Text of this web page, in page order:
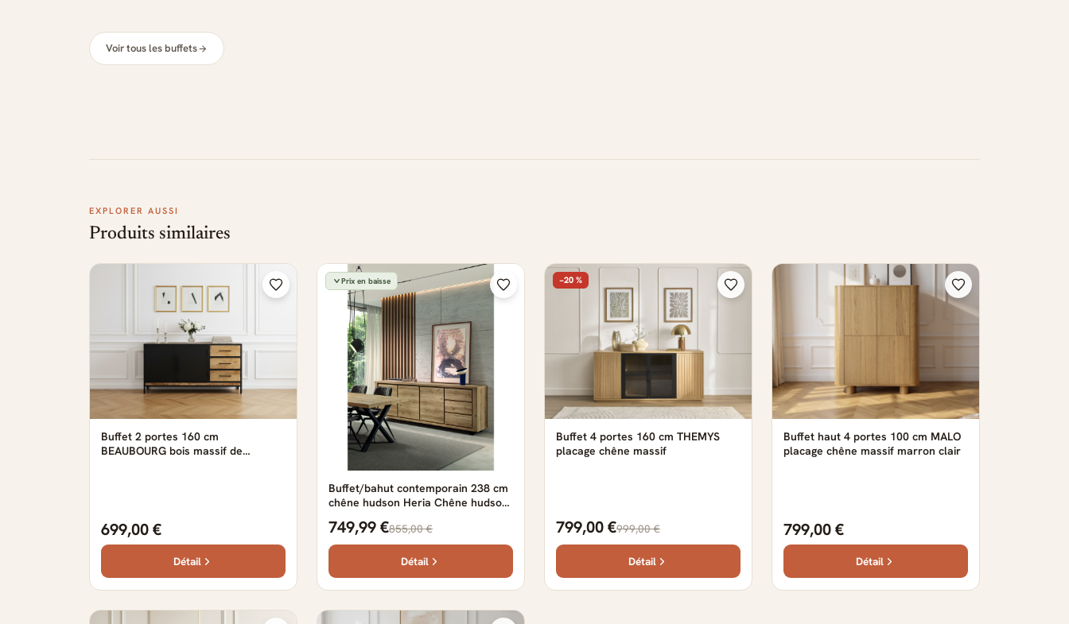
Voir tous les buffets
EXPLORER AUSSI
Produits similaires
Buffet 2 portes 160 cm
BEAUBOURG bois massif de
699,00 €
Détail
Prix en baisse
Buffet/bahut contemporain 238 cm
chêne hudson Heria Chêne hudson
749,99 €855,00 €
Détail
−20 %
Buffet 4 portes 160 cm THEMYS
placage chêne massif
799,00 €999,00 €
Détail
Buffet haut 4 portes 100 cm MALO
placage chêne massif marron clair
799,00 €
Détail